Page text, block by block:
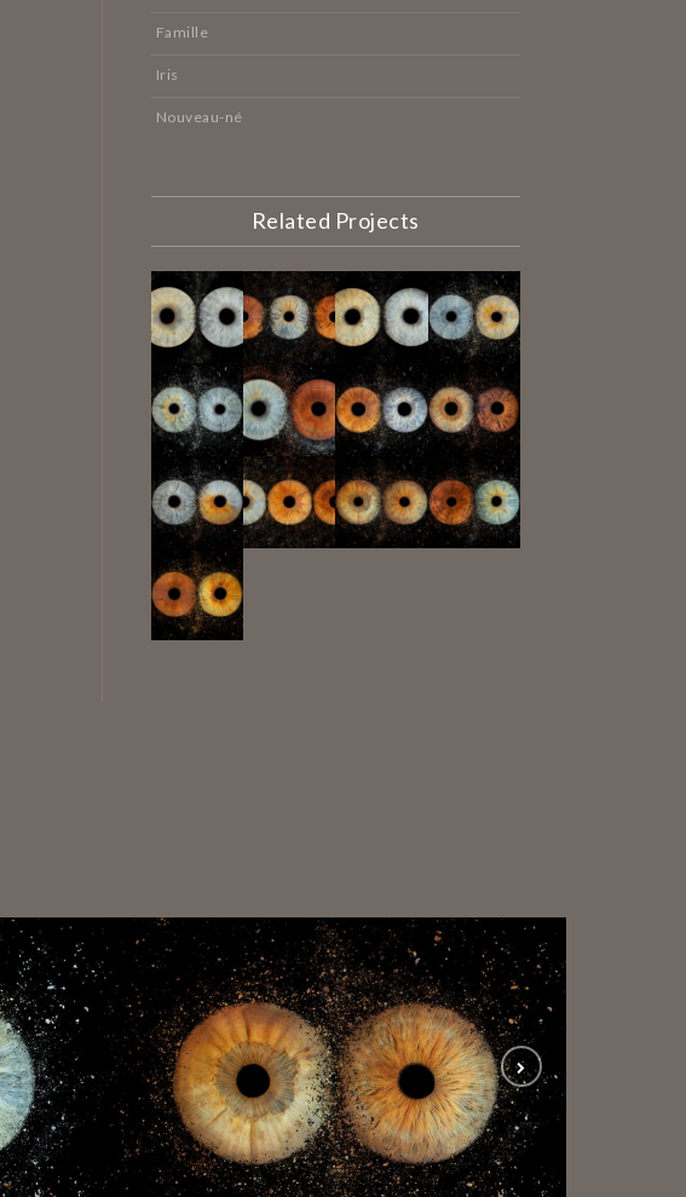
Famille
Iris
Nouveau-né
Related Projects
iris03
IRIS